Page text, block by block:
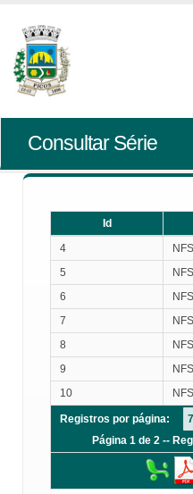
Consultar Série
Id
4
5
6
7
8
9
10
Registros por página:
Página 1 de 2 --